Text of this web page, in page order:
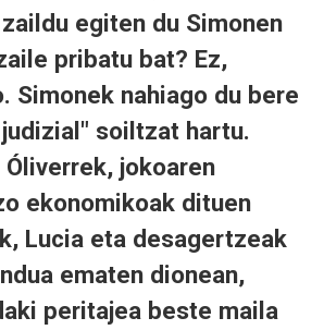
egiten du Simonen
pribatu bat? Ez,
Simonek nahiago du bere
soiltzat hartu.
jokoaren
ekonomikoak dituen
Lucia eta desagertzeak
ematen dionean,
peritajea beste maila